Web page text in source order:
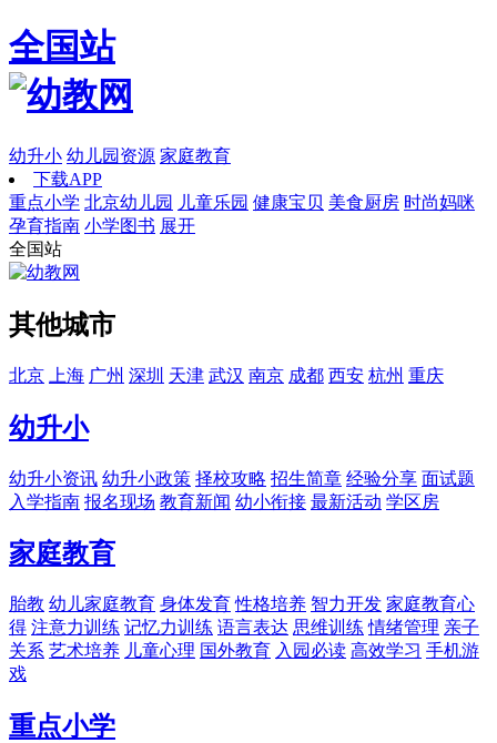
全国站
幼升小 幼儿园资源 家庭教育
下载APP
重点小学 北京幼儿园 儿童乐园 健康宝贝 美食厨房 时尚妈咪
孕育指南 小学图书 展开
全国站
其他城市
北京 上海 广州 深圳 天津 武汉 南京 成都 西安 杭州 重庆
幼升小
幼升小资讯 幼升小政策 择校攻略 招生简章 经验分享 面试题
入学指南 报名现场 教育新闻 幼小衔接 最新活动 学区房
家庭教育
胎教 幼儿家庭教育 身体发育 性格培养 智力开发 家庭教育心
得 注意力训练 记忆力训练 语言表达 思维训练 情绪管理 亲子
关系 艺术培养 儿童心理 国外教育 入园必读 高效学习 手机游
戏
重点小学